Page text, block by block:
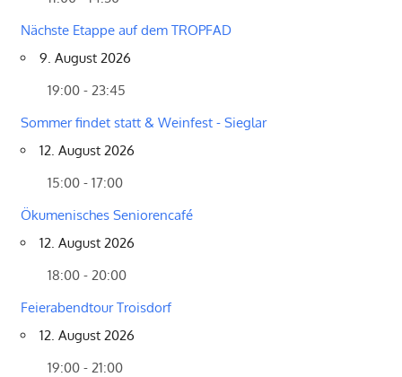
Nächste Etappe auf dem TROPFAD
9. August 2026
19:00 - 23:45
Sommer findet statt & Weinfest - Sieglar
12. August 2026
15:00 - 17:00
Ökumenisches Seniorencafé
12. August 2026
18:00 - 20:00
Feierabendtour Troisdorf
12. August 2026
19:00 - 21:00